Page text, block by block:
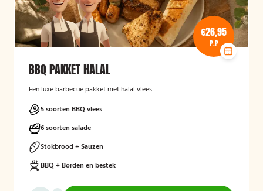
€26,95
P.P
BBQ PAKKET HALAL
Een luxe barbecue pakket met halal vlees.
5 soorten BBQ vlees
6 soorten salade
Stokbrood + Sauzen
BBQ + Borden en bestek